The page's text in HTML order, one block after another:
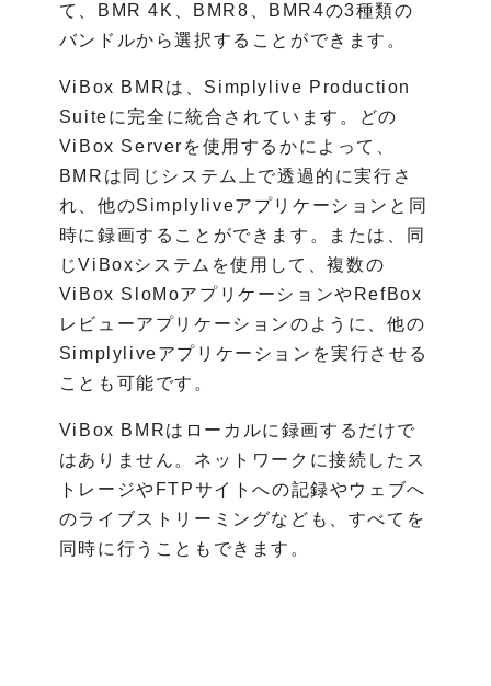
て、BMR 4K、BMR8、BMR4の3種類の
バンドルから選択することができます。
ViBox BMRは、Simplylive Production
Suiteに完全に統合されています。どの
ViBox Serverを使用するかによって、
BMRは同じシステム上で透過的に実行さ
れ、他のSimplyliveアプリケーションと同
時に録画することができます。または、同
じViBoxシステムを使用して、複数の
ViBox SloMoアプリケーションやRefBox
レビューアプリケーションのように、他の
Simplyliveアプリケーションを実行させる
ことも可能です。
ViBox BMRはローカルに録画するだけで
はありません。ネットワークに接続したス
トレージやFTPサイトへの記録やウェブへ
のライブストリーミングなども、すべてを
同時に行うこともできます。